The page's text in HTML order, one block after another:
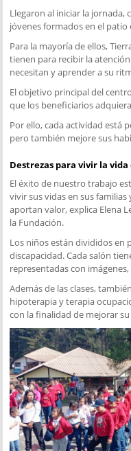
Llegaron al iniciar la jornada,
jóvenes formados en el
Para la mayoría de ellos,
tienen para recibir la
necesitan y aprender a su
El objetivo principal del
que los beneficiarios
Por ello, cada actividad está
pero también mejore sus
Destrezas para vivir la
El éxito de nuestro trabajo
vivir sus vidas en sus
aportan valor, explica Elena
la Fundación.
Los niños están divididos en
discapacidad. Cada salón
representadas con
Además de las clases,
hipoterapia y terapia
con la finalidad de mejorar